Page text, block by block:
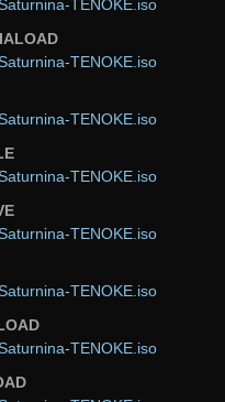
TENOKE.iso
TENOKE.iso
TENOKE.iso
TENOKE.iso
TENOKE.iso
TENOKE.iso
TENOKE.iso